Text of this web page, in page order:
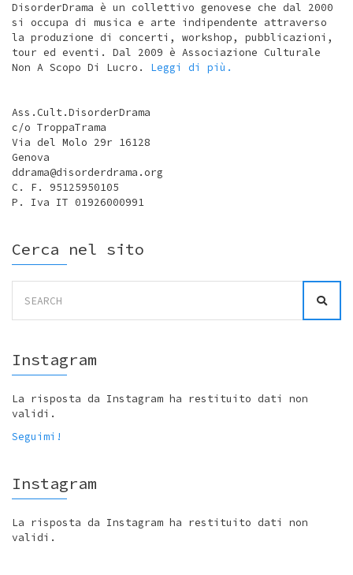
DisorderDrama è un collettivo genovese che dal 2000
si occupa di musica e arte indipendente attraverso
la produzione di concerti, workshop, pubblicazioni,
tour ed eventi. Dal 2009 è Associazione Culturale
Non A Scopo Di Lucro. Leggi di più.
Ass.Cult.DisorderDrama
c/o TroppaTrama
Via del Molo 29r 16128
Genova
ddrama@disorderdrama.org
C. F. 95125950105
P. Iva IT 01926000991
Cerca nel sito
for:
Instagram
La risposta da Instagram ha restituito dati non
validi.
Seguimi!
Instagram
La risposta da Instagram ha restituito dati non
validi.